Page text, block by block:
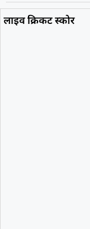
लाइव क्रिकट स्कोर